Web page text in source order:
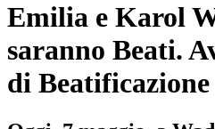
Emilia e Karol
saranno Beati.
di Beatificazione